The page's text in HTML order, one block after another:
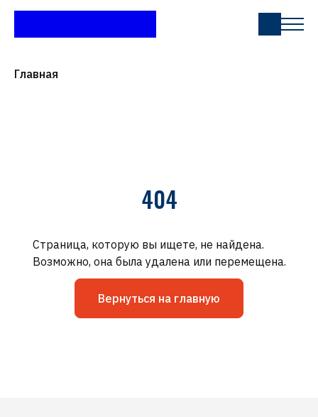
Главная
404
Страница, которую вы ищете, не найдена.
Возможно, она была удалена или перемещена.
Вернуться на главную